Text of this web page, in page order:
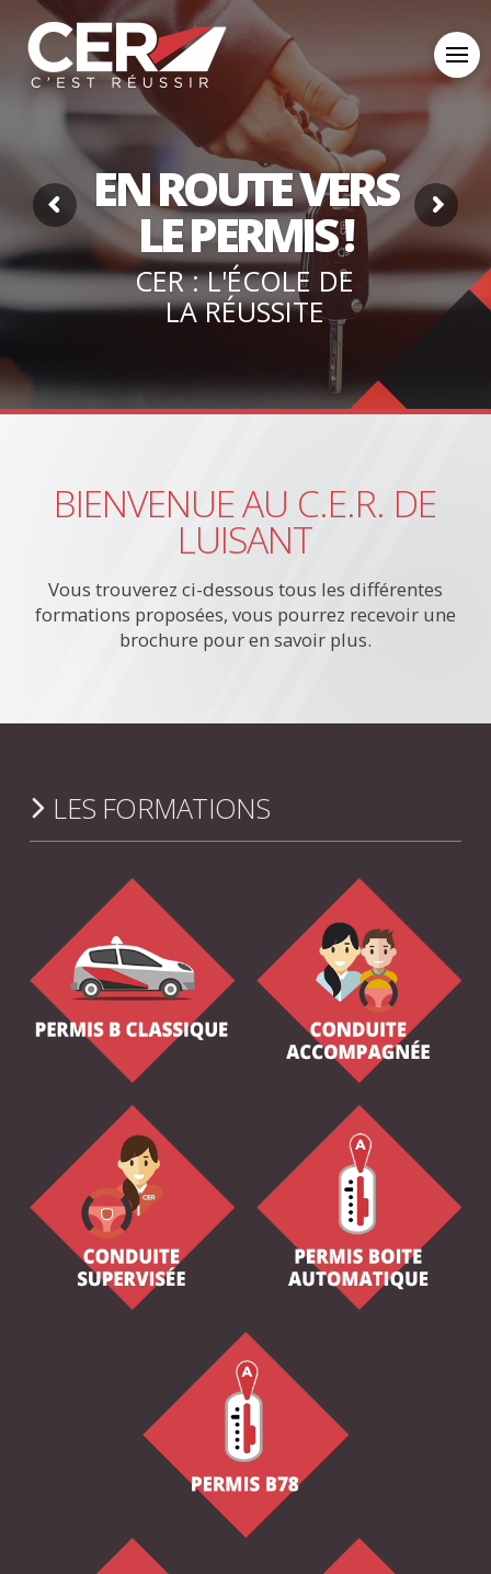
EN ROUTE VERS
LE PERMIS !
CER : L'ÉCOLE DE
LA RÉUSSITE
BIENVENUE AU C.E.R. DE
LUISANT
Vous trouverez ci-dessous tous les différentes
formations proposées, vous pourrez recevoir une
brochure pour en savoir plus.
LES FORMATIONS